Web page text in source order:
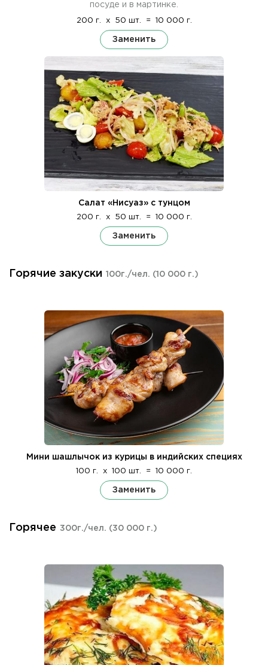
посуде и в мартинке.
200 г. x 50 шт. = 10 000 г.
Заменить
Салат «Нисуаз» с тунцом
200 г. x 50 шт. = 10 000 г.
Заменить
Горячие закуски 100г./чел. (10 000 г.)
Мини шашлычок из курицы в индийских специях
100 г. x 100 шт. = 10 000 г.
Заменить
Горячее 300г./чел. (30 000 г.)